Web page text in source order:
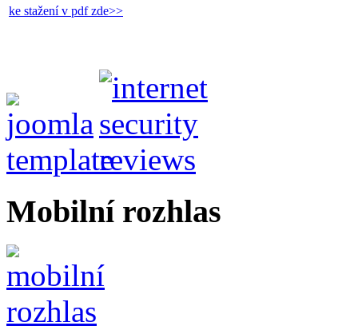
ke stažení v pdf zde>>
Mobilní rozhlas